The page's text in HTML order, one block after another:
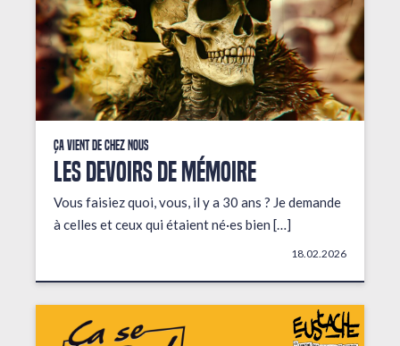
Ça vient de chez nous
LES DEVOIRS DE MÉMOIRE
Vous faisiez quoi, vous, il y a 30 ans ? Je demande
à celles et ceux qui étaient né·es bien […]
18.02.2026